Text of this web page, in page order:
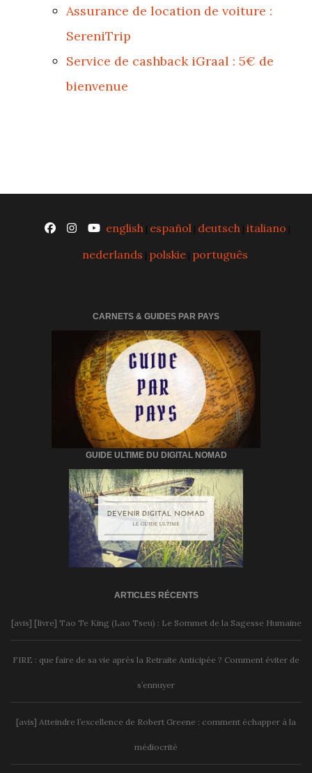
Assurance de location de voiture :
SereniTrip
Service de cashback iGraal : 5€ de
bienvenue
english | español | deutsch |italiano |
nederlands | polskie| português
CARNETS & GUIDES PAR PAYS
GUIDE ULTIME DU DIGITAL NOMAD
ARTICLES RÉCENTS
[avis] [livre] Tao Te King (Lao Tseu) : Le Sommet de la Sagesse Humaine
FIRE : que faire de sa vie après la Retraite Anticipée ? Comment éviter de
s’ennuyer
[avis] Atteindre l’excellence de Robert Greene : comment échapper à la
médiocrité